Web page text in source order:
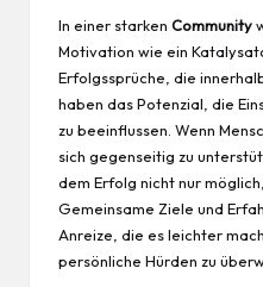
In einer starken Community
Motivation wie ein
Erfolgssprüche, die
haben das Potenzial, die
zu beeinflussen. Wenn
sich gegenseitig zu
dem Erfolg nicht nur
Gemeinsame Ziele und
Anreize, die es leichter
persönliche Hürden zu